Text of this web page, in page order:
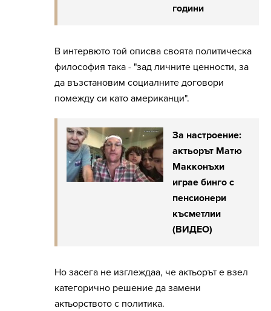
години
В интервюто той описва своята политическа
философия така - "зад личните ценности, за
да възстановим социалните договори
помежду си като американци".
За настроение:
актьорът Матю
Макконъхи
играе бинго с
пенсионери
късметлии
(ВИДЕО)
Но засега не изглеждаа, че актьорът е взел
категорично решение да замени
актьорството с политика.